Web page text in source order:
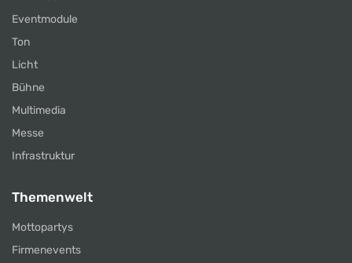
Eventmodule
Ton
Licht
Bühne
Multimedia
Messe
Infrastruktur
Themenwelt
Mottopartys
Firmenevents